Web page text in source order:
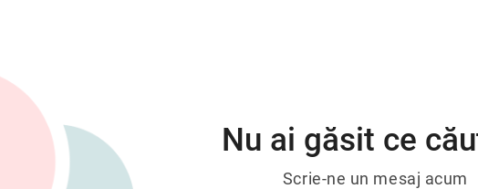
Nu ai găsit ce
Scrie-ne un mesaj acum